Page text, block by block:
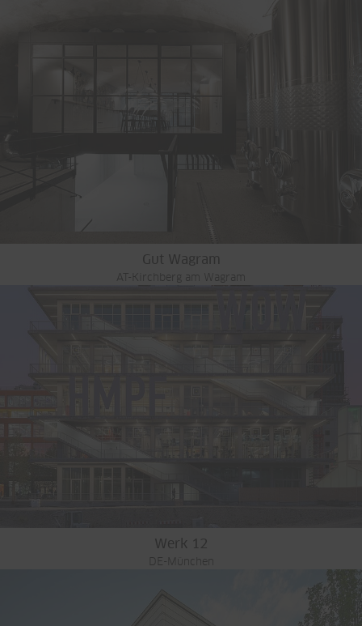
Gut Wagram
AT-Kirchberg am Wagram
Werk 12
DE-München